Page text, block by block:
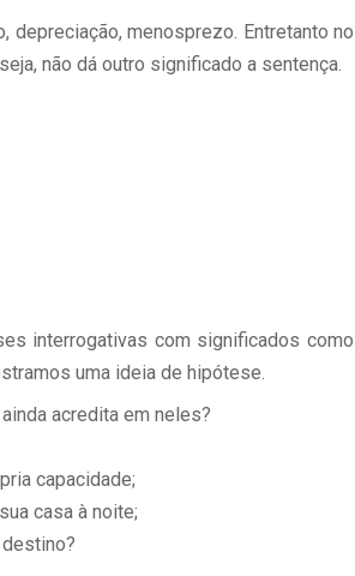
depreciação, menosprezo. Entretanto no
não dá outro significado a sentença.
interrogativas com significados como
uma ideia de hipótese.
acredita em neles?
capacidade;
casa à noite;